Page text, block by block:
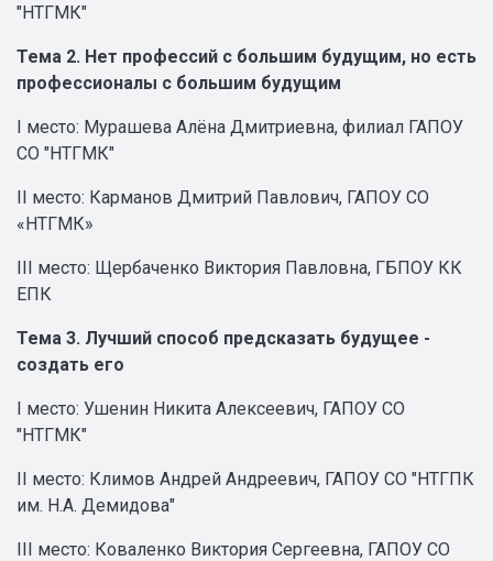
"НТГМК"
Тема 2. Нет профессий с большим будущим, но есть
профессионалы с большим будущим
I место: Мурашева Алёна Дмитриевна, филиал ГАПОУ
СО "НТГМК"
II место: Карманов Дмитрий Павлович, ГАПОУ СО
«НТГМК»
III место: Щербаченко Виктория Павловна, ГБПОУ КК
ЕПК
Тема 3. Лучший способ предсказать будущее -
создать его
I место: Ушенин Никита Алексеевич, ГАПОУ СО
"НТГМК"
II место: Климов Андрей Андреевич, ГАПОУ СО "НТГПК
им. Н.А. Демидова"
III место: Коваленко Виктория Сергеевна, ГАПОУ СО